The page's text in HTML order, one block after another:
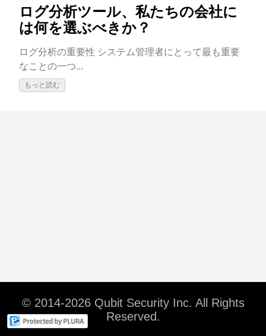
ログ分析ツール、私たちの会社に
は何を選ぶべきか？
ログ分析の重要性 システム管理者にとって最も重要
なことの一つ...
もっと読む
© 2014-2026 Qubit Security Inc. All Rights
Reserved.